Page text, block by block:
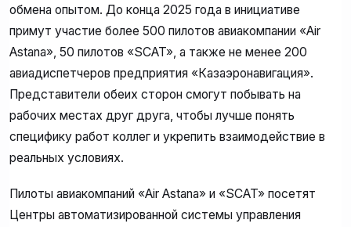
обмена опытом. До конца 2025 года в инициативе
примут участие более 500 пилотов авиакомпании «Air
Astana», 50 пилотов «SCAT», а также не менее 200
авиадиспетчеров предприятия «Казаэронавигация».
Представители обеих сторон смогут побывать на
рабочих местах друг друга, чтобы лучше понять
специфику работ коллег и укрепить взаимодействие в
реальных условиях.
Пилоты авиакомпаний «Air Astana» и «SCAT» посетят
Центры автоматизированной системы управления